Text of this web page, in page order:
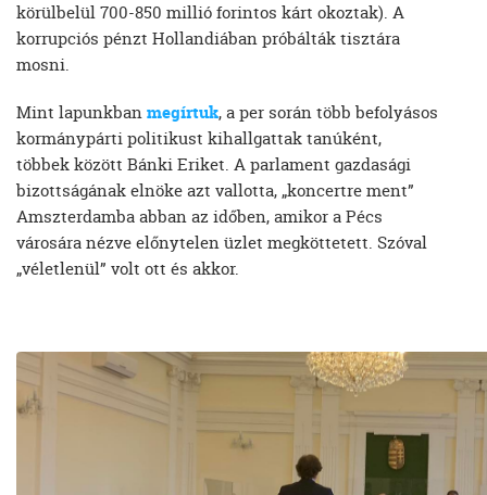
körülbelül 700-850 millió forintos kárt okoztak). A
korrupciós pénzt Hollandiában próbálták tisztára
mosni.
Mint lapunkbanmegírtuk, a per során több befolyásos
kormánypárti politikust kihallgattak tanúként,
többek között Bánki Eriket. A parlament gazdasági
bizottságának elnöke azt vallotta, „koncertre ment”
Amszterdamba abban az időben, amikor a Pécs
városára nézve előnytelen üzlet megköttetett. Szóval
„véletlenül” volt ott és akkor.